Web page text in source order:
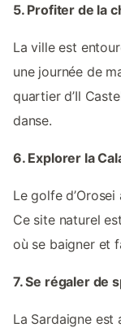
5. Profiter de la
La ville est
une journée de
quartier d’Il
danse.
6. Explorer la
Le golfe
Ce site naturel
où se baigner et
7. Se régaler de
La Sardaigne